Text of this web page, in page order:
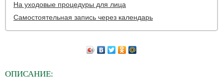
На уходовые процедуры для лица
Самостоятельная запись через календарь
ОПИСАНИЕ: